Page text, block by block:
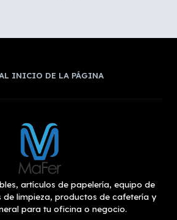
INICIO DE LA PÁGINA
artículos de papelería, equipo de
limpieza, productos de cafetería y
para tu oficina o negocio.